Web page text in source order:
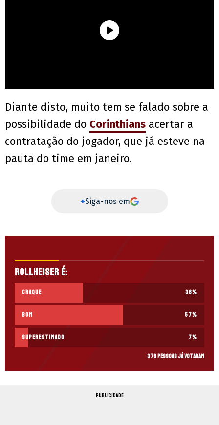
Diante disto, muito tem se falado sobre a
possibilidade do Corinthians acertar a
contratação do jogador, que já esteve na
pauta do time em janeiro.
+Siga-nos em
Rollheiser é:
Craque 36%
Bom 57%
Superestimado 7%
379 pessoas já votaram
PUBLICIDADE